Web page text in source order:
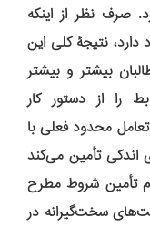
صرف نظر از اینکه
نتیجۀ کلی این
بیشتر و بیشتر
را از دستور کار
محدود فعلی با
اندکی تأمین می‌کند
تأمین شروط مطرح
سخت‌گیرانه در